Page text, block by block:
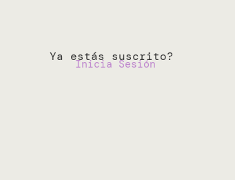
Ya estás suscrito?
Inicia Sesión